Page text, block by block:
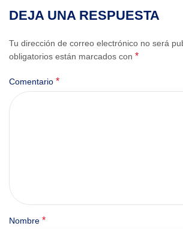
DEJA UNA RESPUESTA
Tu dirección de correo electrónico no será
obligatorios están marcados con *
Comentario *
Nombre *